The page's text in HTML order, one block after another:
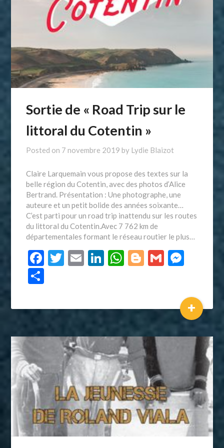
Sortie de « Road Trip sur le
littoral du Cotentin »
Posted on 7 novembre 2019 by Lydie Blaizot
Claire Larquemain vous propose des textes sur la
belle région du Cotentin, avec des photos d’Alice
Bertrand. Présentation : Une photographe, une
auteure et un petit bolide des années soixante…
C’est parti pour un road trip inattendu sur les routes
du littoral du Cotentin.Avec 7 762 km de
départementales formant le réseau routier le plus…
Facebook
Twitter
EmailLinkedIn
WhatsApp
Blogger
Gmail
+